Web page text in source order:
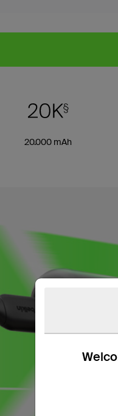
20.000 mAh